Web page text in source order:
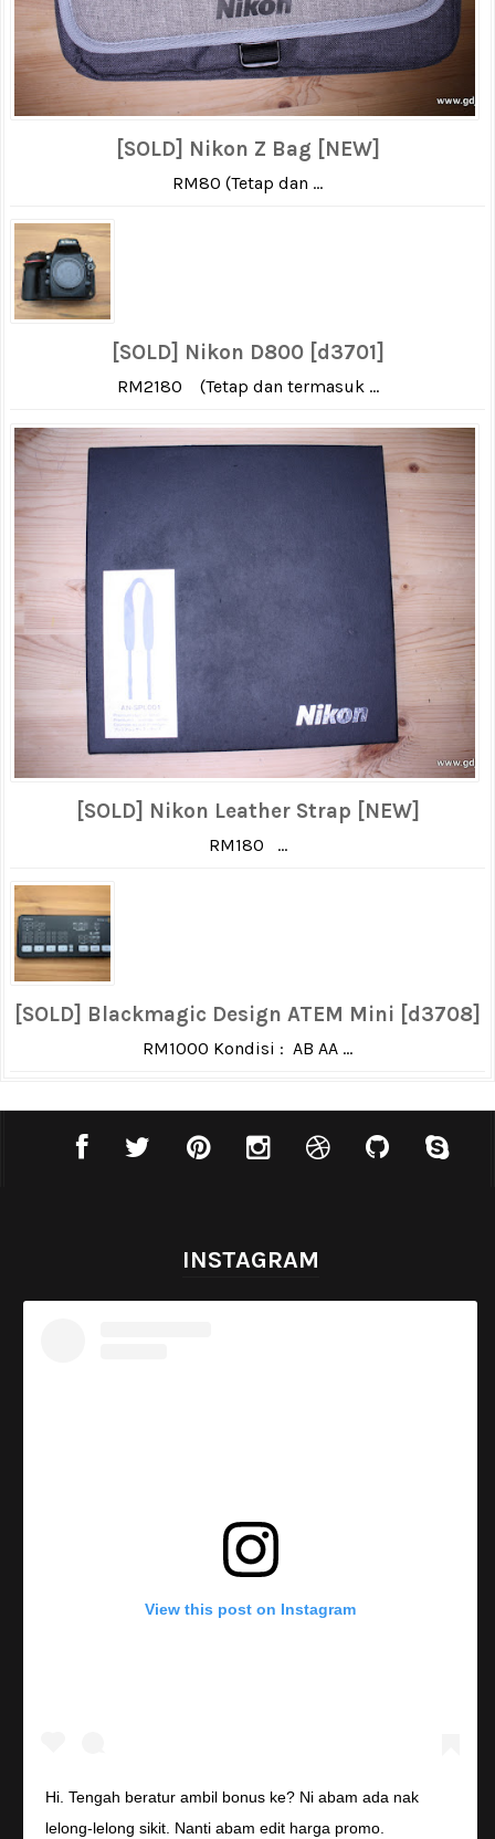
[SOLD] Nikon Z Bag [NEW]
RM80 (Tetap dan ...
[SOLD] Nikon D800 [d3701]
RM2180 (Tetap dan termasuk ...
[SOLD] Nikon Leather Strap [NEW]
RM180 ...
[SOLD] Blackmagic Design ATEM Mini [d3708]
RM1000 Kondisi : AB AA ...
INSTAGRAM
View this post on Instagram
Hi. Tengah beratur ambil bonus ke? Ni abam ada nak
lelong-lelong sikit. Nanti abam edit harga promo.